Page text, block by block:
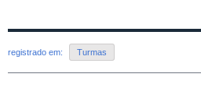
registrado em: Turmas